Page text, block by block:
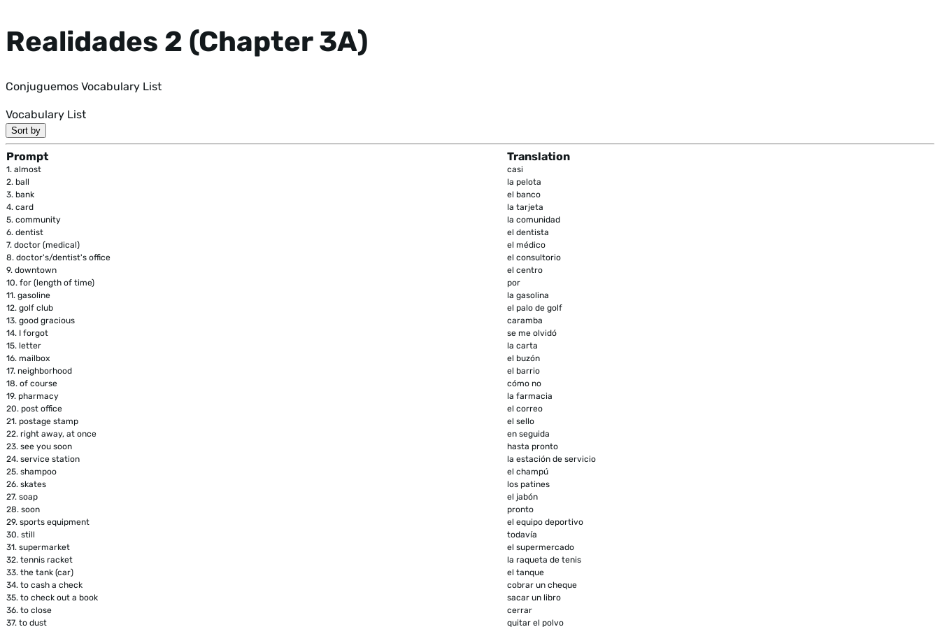
Realidades 2 (Chapter 3A)
Conjuguemos Vocabulary List
Vocabulary List
Sort by
Prompt Translation
1. almost
casi
2. ball
la pelota
3. bank
el banco
4. card
la tarjeta
5. community
la comunidad
6. dentist
el dentista
7. doctor (medical)
el médico
8. doctor's/dentist's office
el consultorio
9. downtown
el centro
10. for (length of time)
por
11. gasoline
la gasolina
12. golf club
el palo de golf
13. good gracious
caramba
14. I forgot
se me olvidó
15. letter
la carta
16. mailbox
el buzón
17. neighborhood
el barrio
18. of course
cómo no
19. pharmacy
la farmacia
20. post office
el correo
21. postage stamp
el sello
22. right away, at once
en seguida
23. see you soon
hasta pronto
24. service station
la estación de servicio
25. shampoo
el champú
26. skates
los patines
27. soap
el jabón
28. soon
pronto
29. sports equipment
el equipo deportivo
30. still
todavía
31. supermarket
el supermercado
32. tennis racket
la raqueta de tenis
33. the tank (car)
el tanque
34. to cash a check
cobrar un cheque
35. to check out a book
sacar un libro
36. to close
cerrar
37. to dust quitar el polvo